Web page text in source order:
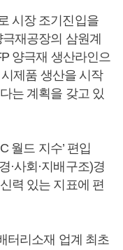
시장 조기진입을
재공장의 삼원계
양극재 생산라인으
제품 생산을 시작
는 계획을 갖고 있
월드 지수’ 편입
·사회·지배구조)경
력 있는 지표에 편
터리소재 업계 최초